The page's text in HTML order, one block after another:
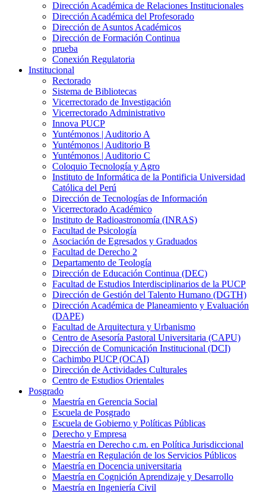
Dirección Académica de Relaciones Institucionales
Dirección Académica del Profesorado
Dirección de Asuntos Académicos
Dirección de Formación Continua
prueba
Conexión Regulatoria
Institucional
Rectorado
Sistema de Bibliotecas
Vicerrectorado de Investigación
Vicerrectorado Administrativo
Innova PUCP
Yuntémonos | Auditorio A
Yuntémonos | Auditorio B
Yuntémonos | Auditorio C
Coloquio Tecnología y Agro
Instituto de Informática de la Pontificia Universidad
Católica del Perú
Dirección de Tecnologías de Información
Vicerrectorado Académico
Instituto de Radioastronomía (INRAS)
Facultad de Psicología
Asociación de Egresados y Graduados
Facultad de Derecho 2
Departamento de Teología
Dirección de Educación Continua (DEC)
Facultad de Estudios Interdisciplinarios de la PUCP
Dirección de Gestión del Talento Humano (DGTH)
Dirección Académica de Planeamiento y Evaluación
(DAPE)
Facultad de Arquitectura y Urbanismo
Centro de Asesoría Pastoral Universitaria (CAPU)
Dirección de Comunicación Institucional (DCI)
Cachimbo PUCP (OCAI)
Dirección de Actividades Culturales
Centro de Estudios Orientales
Posgrado
Maestría en Gerencia Social
Escuela de Posgrado
Escuela de Gobierno y Políticas Públicas
Derecho y Empresa
Maestría en Derecho c.m. en Política Jurisdiccional
Maestría en Regulación de los Servicios Públicos
Maestría en Docencia universitaria
Maestría en Cognición Aprendizaje y Desarrollo
Maestría en Ingeniería Civil